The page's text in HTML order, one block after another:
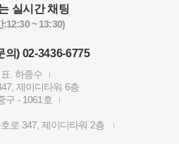
세미나 경품추첨 당첨자 발표
터 사진 공모전 2023 안내
회 (9/23) 후기이벤트 당첨자 발..
운트 펌웨어 업데이트 안내
아포토프로덕츠 부서별 채용 공고
실시간 채팅
:12:30 ~ 13:30)
의) 02-3436-6775
. 하종수
제이디타워 6층
구 - 1061호
로 347, 제이디타워 2층